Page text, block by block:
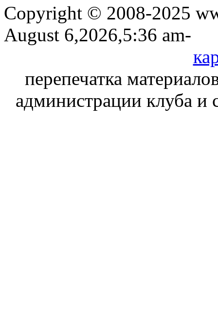
Copyright © 2008-2025
August 6,2026,5:36 am-
перепечатка
администрации клуба и